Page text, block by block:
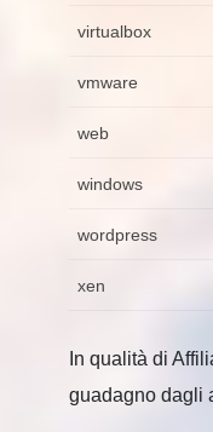
virtualbox
vmware
web
windows
wordpress
xen
In qualità di
guadagno dagli